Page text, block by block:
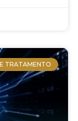
TRATAMENTO